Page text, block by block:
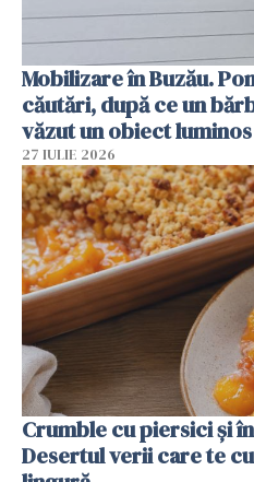
Mobilizare în Buzău.
căutări, după ce un
văzut un obiect luminos
27 IULIE 2026
Crumble cu piersici și
Desertul verii care te